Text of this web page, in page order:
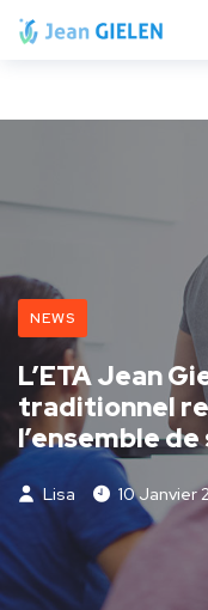
NEWS
L’ETA Jean
traditionnel
l’ensemble
Lisa 10 Janvier